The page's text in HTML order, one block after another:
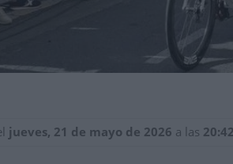
jueves, 21 de mayo de 2026 a las